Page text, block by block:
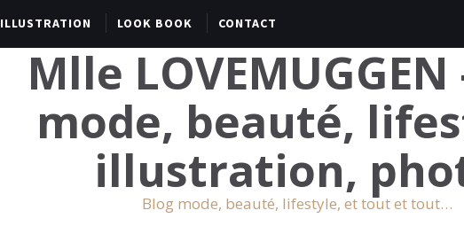
ILLUSTRATION LOOK BOOK CONTACT
Blog mode, beauté, lifestyle, et tout et tout…